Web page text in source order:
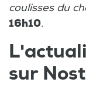
coulisses du
16h10.
sur